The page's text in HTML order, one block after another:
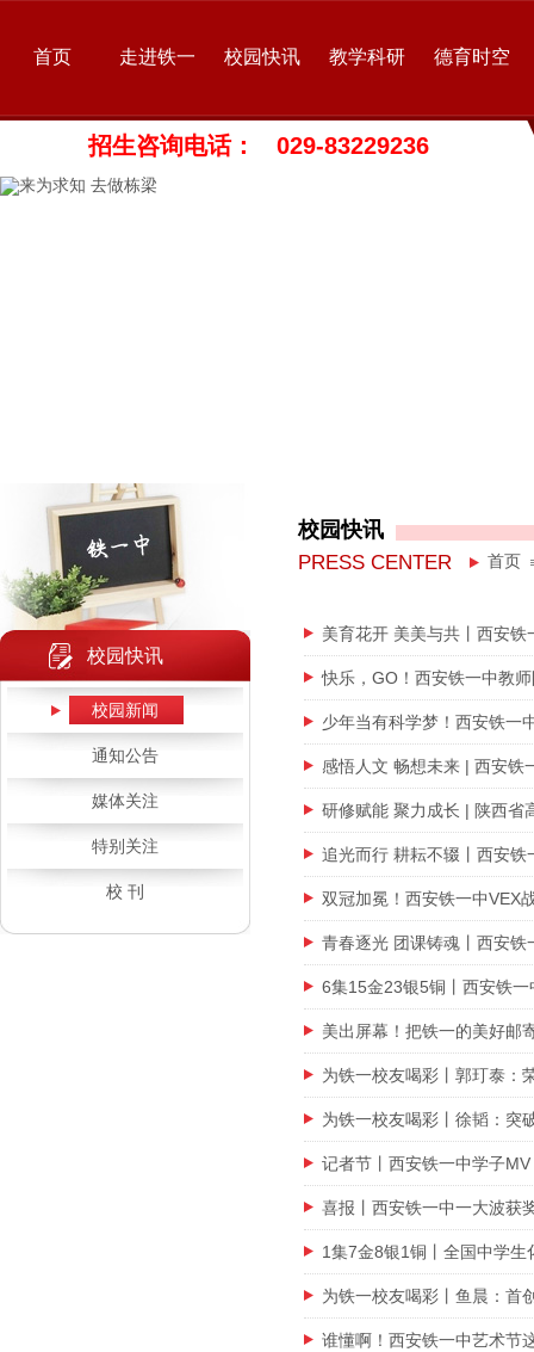
首页 走进铁一 校园快讯 教学科研 德育时空
招生咨询电话： 029-83229236
校园快讯
校园新闻
通知公告
媒体关注
特别关注
校 刊
校园快讯
PRESS CENTER 首页
美育花开 美美与共丨西安
快乐，GO！西安铁一中教
少年当有科学梦！西安铁一
感悟人文 畅想未来 | 西安铁
研修赋能 聚力成长 | 陕西省
追光而行 耕耘不辍丨西安
双冠加冕！西安铁一中VEX
青春逐光 团课铸魂丨西安
6集15金23银5铜丨西安铁
美出屏幕！把铁一的美好
为铁一校友喝彩丨郭玎泰
为铁一校友喝彩丨徐韬：突
记者节丨西安铁一中学子
喜报丨西安铁一中一大波获
1集7金8银1铜丨全国中学
为铁一校友喝彩丨鱼晨：首
谁懂啊！西安铁一中艺术节